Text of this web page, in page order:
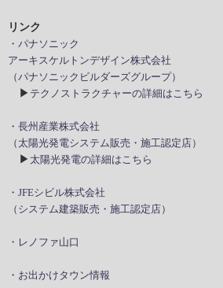
リンク
・パナソニック
アーキスケルトンデザイン株式会社
（パナソニックビルダーズグループ）
▶ テクノストラクチャーの詳細はこちら
・長州産業株式会社
（太陽光発電システム販売・施工認定店）
▶ 太陽光発電の詳細はこちら
・JFEシビル株式会社
（システム建築販売・施工認定店）
・レノファ山口
・お出かけタウン情報